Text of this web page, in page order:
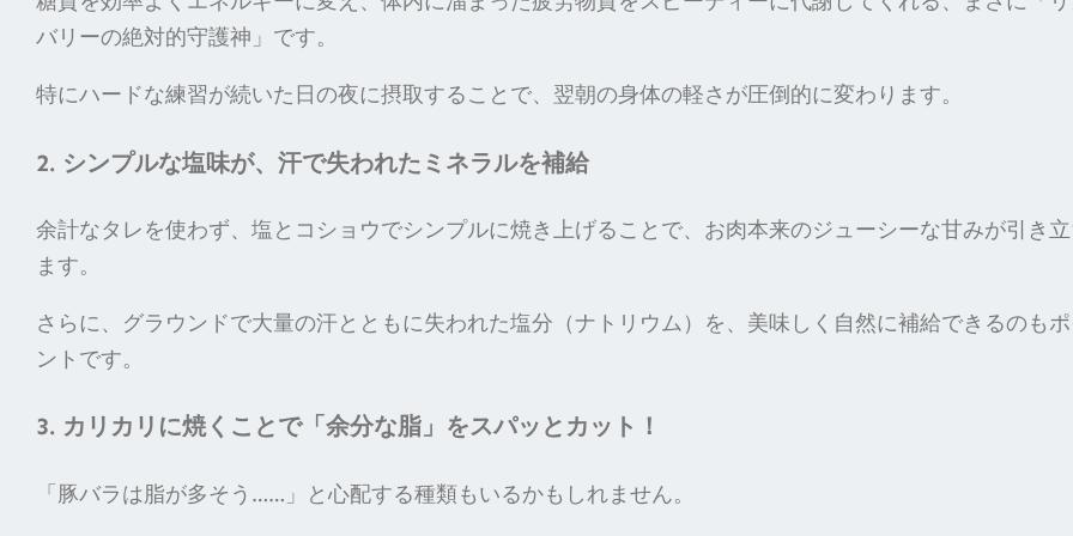
バリーの絶対的守護神」です。
特にハードな練習が続いた日の夜に摂取することで、翌朝の身体の軽さが圧倒的に変わります。
2. シンプルな塩味が、汗で失われたミネラルを補給
余計なタレを使わず、塩とコショウでシンプルに焼き上げることで、お肉本来のジューシーな甘みが引き立
ます。
さらに、グラウンドで大量の汗とともに失われた塩分（ナトリウム）を、美味しく自然に補給できるのもポ
ントです。
3. カリカリに焼くことで「余分な脂」をスパッとカット！
「豚バラは脂が多そう……」と心配する種類もいるかもしれません。